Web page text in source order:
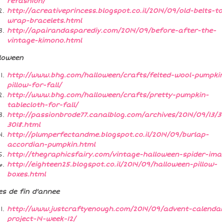
http://acreativeprincess.blogspot.co.il/2014/09/old-belts-
wrap-bracelets.html
http://apairandasparediy.com/2014/09/before-after-the-
vintage-kimono.html
http://www.bhg.com/halloween/crafts/felted-wool-
pillow-for-fall/
http://www.bhg.com/halloween/crafts/pretty-pumpkin-
tablecloth-for-fall/
http://passionbrode77.canalblog.com/archives/2014/09/13/
3018.html
http://plumperfectandme.blogspot.co.il/2014/09/burlap-
accordian-pumpkin.html
http://thegraphicsfairy.com/vintage-halloween-spider-
http://eighteen25.blogspot.co.il/2014/09/halloween-pillow-
boxes.html
de fin d'annee
http://www.justcraftyenough.com/2014/09/advent-
project-14-week-12/